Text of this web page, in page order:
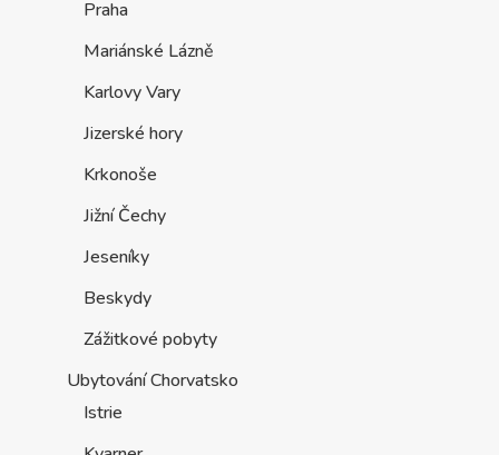
Praha
Mariánské Lázně
Karlovy Vary
Jizerské hory
Krkonoše
Jižní Čechy
Jeseníky
Beskydy
Zážitkové pobyty
Ubytování Chorvatsko
Istrie